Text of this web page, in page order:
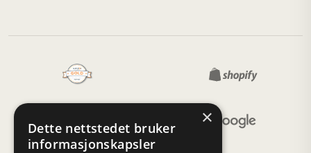
×
Dette nettstedet bruker
informasjonskapsler